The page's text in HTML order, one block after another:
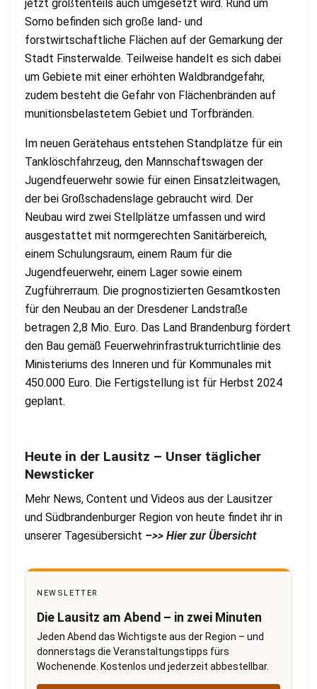
jetzt größtenteils auch umgesetzt wird. Rund um
Sorno befinden sich große land- und
forstwirtschaftliche Flächen auf der Gemarkung der
Stadt Finsterwalde. Teilweise handelt es sich dabei
um Gebiete mit einer erhöhten Waldbrandgefahr,
zudem besteht die Gefahr von Flächenbränden auf
munitionsbelastetem Gebiet und Torfbränden.
Im neuen Gerätehaus entstehen Standplätze für ein
Tanklöschfahrzeug, den Mannschaftswagen der
Jugendfeuerwehr sowie für einen Einsatzleitwagen,
der bei Großschadenslage gebraucht wird. Der
Neubau wird zwei Stellplätze umfassen und wird
ausgestattet mit normgerechten Sanitärbereich,
einem Schulungsraum, einem Raum für die
Jugendfeuerwehr, einem Lager sowie einem
Zugführerraum. Die prognostizierten Gesamtkosten
für den Neubau an der Dresdener Landstraße
betragen 2,8 Mio. Euro. Das Land Brandenburg fördert
den Bau gemäß Feuerwehrinfrastrukturrichtlinie des
Ministeriums des Inneren und für Kommunales mit
450.000 Euro. Die Fertigstellung ist für Herbst 2024
geplant.
Heute in der Lausitz – Unser täglicher
Newsticker
Mehr News, Content und Videos aus der Lausitzer
und Südbrandenburger Region von heute findet ihr in
unserer Tagesübersicht –>> Hier zur Übersicht
NEWSLETTER
Die Lausitz am Abend – in zwei Minuten
Jeden Abend das Wichtigste aus der Region – und
donnerstags die Veranstaltungstipps fürs
Wochenende. Kostenlos und jederzeit abbestellbar.